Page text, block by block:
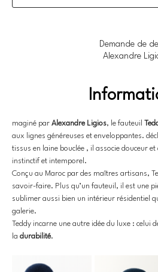
Demande de
Alexandre
maginé par Alexandre Ligios, le fauteuil
aux lignes généreuses et enveloppantes.
tissus en laine bouclée , il associe douceur
instinctif et intemporel.
Conçu au Maroc par des maîtres artisans,
savoir-faire. Plus qu’un fauteuil, il est une
sublimer aussi bien un intérieur résidentiel
galerie.
Teddy incarne une autre idée du luxe : celui
la durabilité.